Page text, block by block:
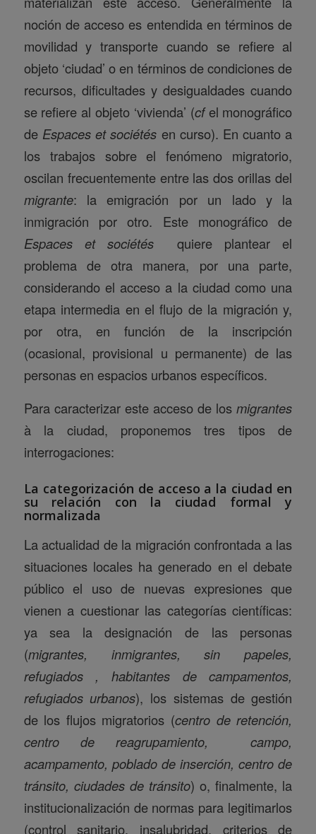
noción de acceso es entendida en términos de
movilidad y transporte cuando se refiere al
objeto ‘ciudad’ o en términos de condiciones de
recursos, dificultades y desigualdades cuando
se refiere al objeto ‘vivienda’ (cfel monográfico
de Espaces et sociétés en curso). En cuanto a
los trabajos sobre el fenómeno migratorio,
oscilan frecuentemente entre las dos orillas del
migrante: la emigración por un lado y la
inmigración por otro. Este monográfico de
Espaces et sociétésquiere plantear el
problema de otra manera, por una parte,
considerando el acceso a la ciudad como una
etapa intermedia en el flujo de la migración y,
por otra, en función de la inscripción
(ocasional, provisional u permanente) de las
personas en espacios urbanos específicos.
Para caracterizar este acceso de losmigrantes
à la ciudad, proponemos tres tipos de
interrogaciones:
La categorización de acceso a la ciudad en
su relación con la ciudad formal y
normalizada
La actualidad de la migración confrontada a las
situaciones locales ha generado en el debate
público el uso de nuevas expresiones que
vienen a cuestionar las categorías científicas:
ya sea la designación de las personas
(migrantes, inmigrantes, sin papeles,
refugiados , habitantes de campamentos,
refugiados urbanos), los sistemas de gestión
de los flujos migratorios (centro de retención,
centro de reagrupamiento, campo,
acampamento, poblado de inserción, centro de
tránsito, ciudades de tránsito) o, finalmente, la
institucionalización de normas para legitimarlos
(control sanitario, insalubridad, criterios de